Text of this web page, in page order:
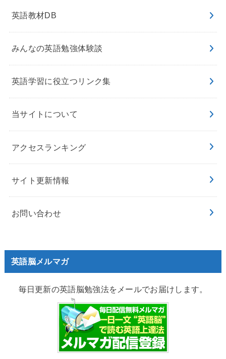
英語教材DB
みんなの英語勉強体験談
英語学習に役立つリンク集
当サイトについて
アクセスランキング
サイト更新情報
お問い合わせ
英語脳メルマガ
毎日更新の英語脳勉強法をメールでお届けします。